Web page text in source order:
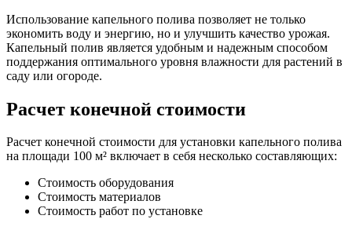
Использование капельного полива позволяет не только
экономить воду и энергию, но и улучшить качество урожая.
Капельный полив является удобным и надежным способом
поддержания оптимального уровня влажности для растений в
саду или огороде.
Расчет конечной стоимости
Расчет конечной стоимости для установки капельного полива
на площади 100 м² включает в себя несколько составляющих:
Стоимость оборудования
Стоимость материалов
Стоимость работ по установке